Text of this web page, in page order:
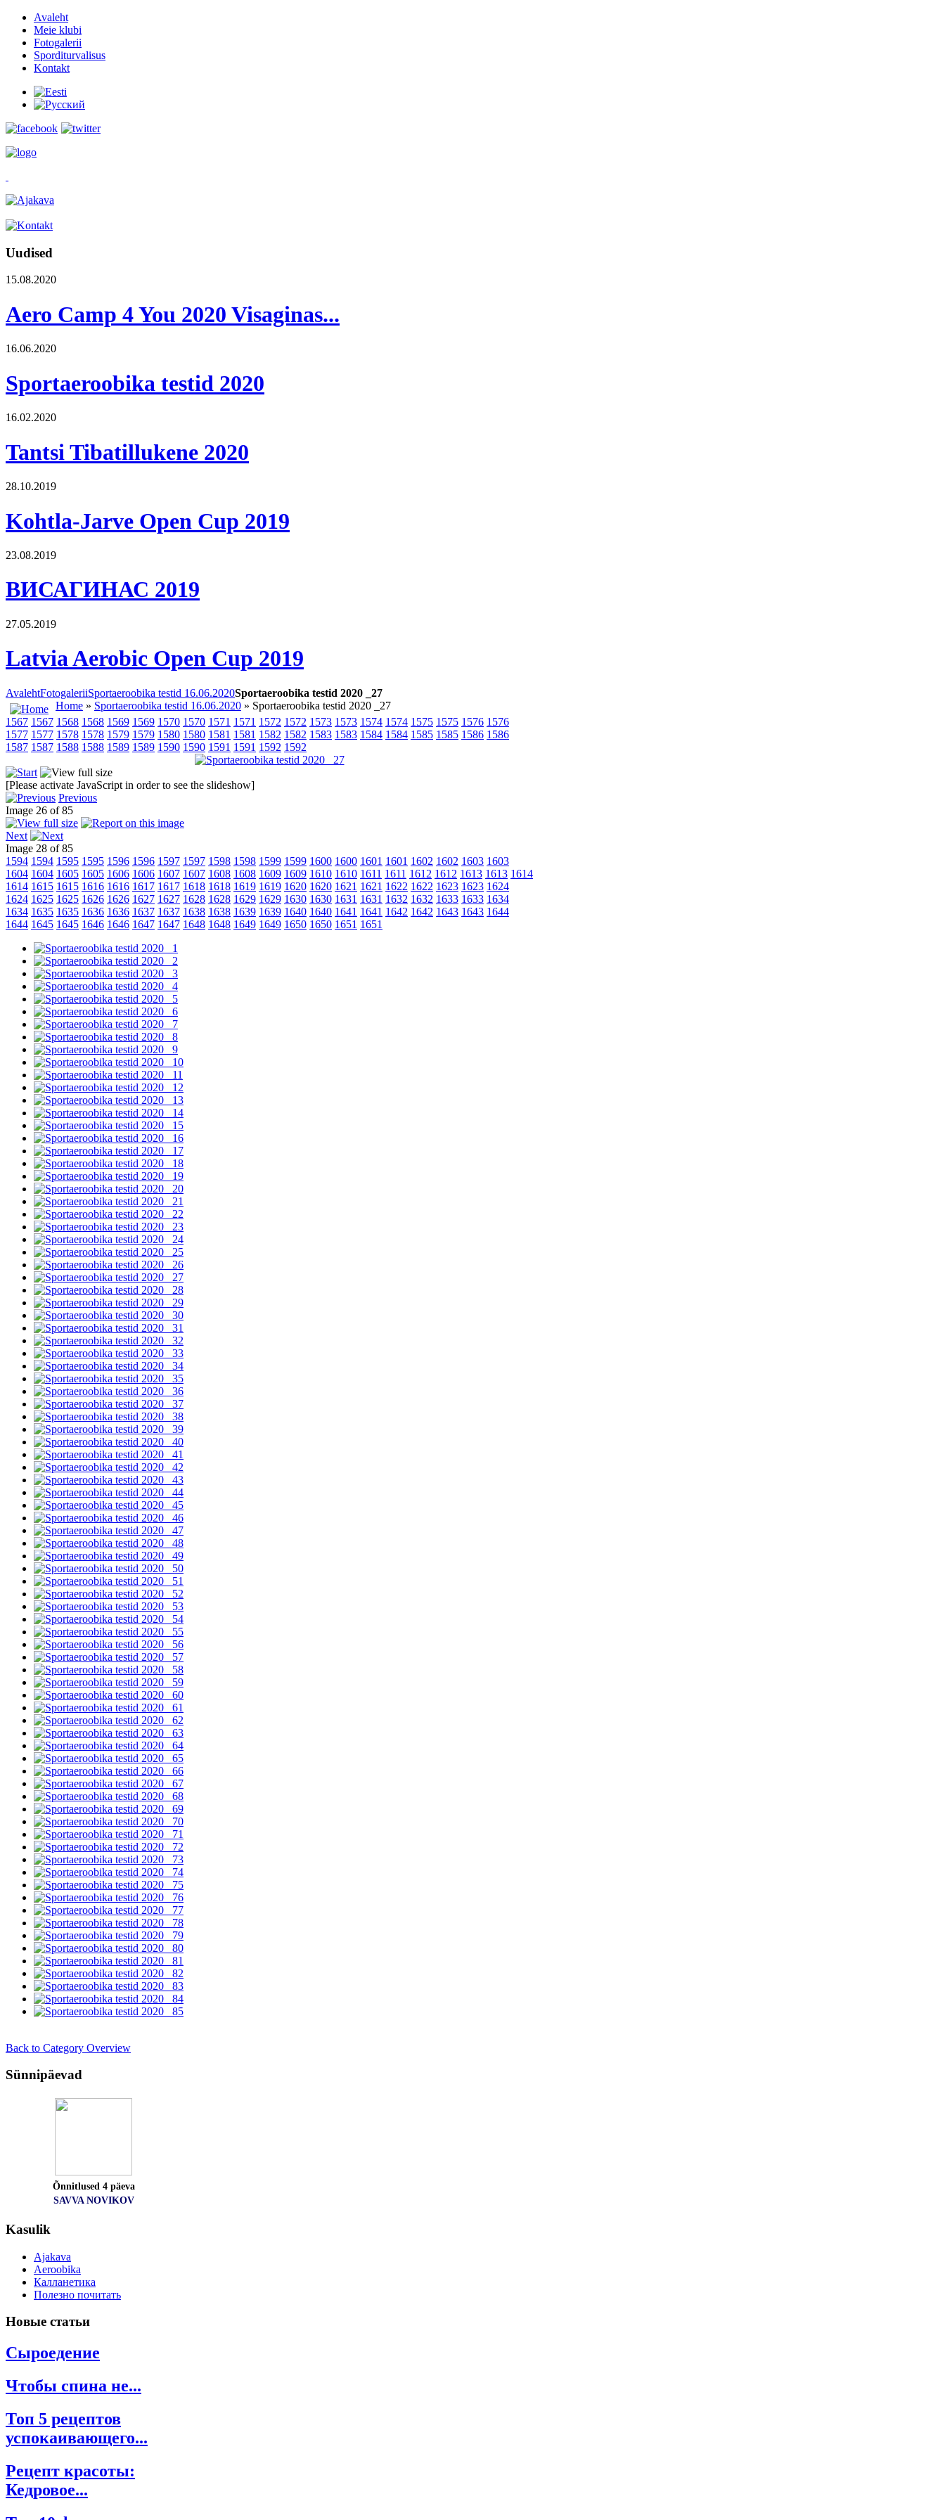
Avaleht
Meie klubi
Fotogalerii
Sporditurvalisus
Kontakt
Uudised
15.08.2020
Aero Camp 4 You 2020 Visaginas...
16.06.2020
Sportaeroobika testid 2020
16.02.2020
Tantsi Tibatillukene 2020
28.10.2019
Kohtla-Jarve Open Cup 2019
23.08.2019
ВИСАГИНАС 2019
27.05.2019
Latvia Aerobic Open Cup 2019
AvalehtFotogaleriiSportaeroobika testid 16.06.2020Sportaeroobika testid 2020 _27
Home » Sportaeroobika testid 16.06.2020 » Sportaeroobika testid 2020 _27
1567 1567 1568 1568 1569 1569 1570 1570 1571 1571 1572 1572 1573 1573 1574 1574 1575 1575 1576 1576
1577 1577 1578 1578 1579 1579 1580 1580 1581 1581 1582 1582 1583 1583 1584 1584 1585 1585 1586 1586
1587 1587 1588 1588 1589 1589 1590 1590 1591 1591 1592 1592
[Please activate JavaScript in order to see the slideshow]
Previous
Image 26 of 85
Next
Image 28 of 85
1594 1594 1595 1595 1596 1596 1597 1597 1598 1598 1599 1599 1600 1600 1601 1601 1602 1602 1603 1603
1604 1604 1605 1605 1606 1606 1607 1607 1608 1608 1609 1609 1610 1610 1611 1611 1612 1612 1613 1613 1614
1614 1615 1615 1616 1616 1617 1617 1618 1618 1619 1619 1620 1620 1621 1621 1622 1622 1623 1623 1624
1624 1625 1625 1626 1626 1627 1627 1628 1628 1629 1629 1630 1630 1631 1631 1632 1632 1633 1633 1634
1634 1635 1635 1636 1636 1637 1637 1638 1638 1639 1639 1640 1640 1641 1641 1642 1642 1643 1643 1644
1644 1645 1645 1646 1646 1647 1647 1648 1648 1649 1649 1650 1650 1651 1651
Back to Category Overview
Sünnipäevad
Õnnitlused 4 päeva
SAVVA NOVIKOV
Kasulik
Ajakava
Aeroobika
Калланетика
Полезно почитать
Новые статьи
Сыроедение
Чтобы спина не...
Топ 5 рецептов
успокаивающего...
Рецепт красоты:
Кедровое...